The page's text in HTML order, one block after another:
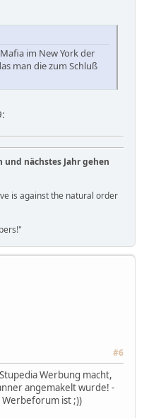
im New York der
man die zum Schluß
nächstes Jahr gehen
is against the natural order
#6
Werbung macht,
angemakelt wurde! -
Werbeforum ist ;))